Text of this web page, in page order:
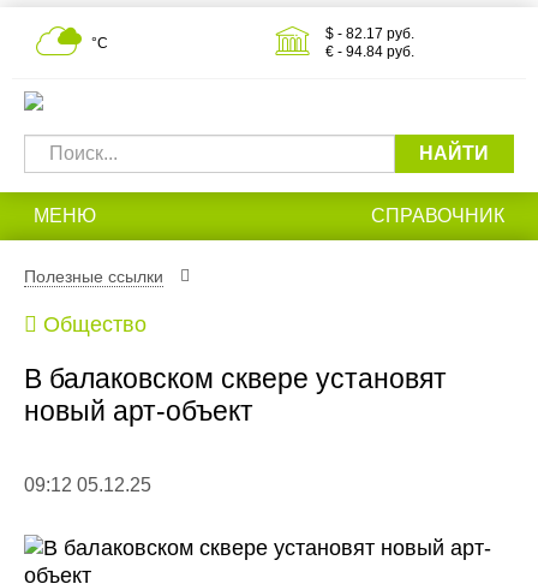
°С
$ - 82.17 руб.
€ - 94.84 руб.
НАЙТИ
МЕНЮ СПРАВОЧНИК
Полезные ссылки
Общество
В балаковском сквере установят
новый арт-объект
09:12 05.12.25